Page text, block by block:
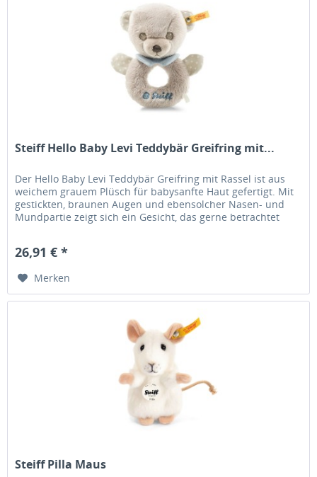
Steiff Hello Baby Levi Teddybär Greifring mit...
Der Hello Baby Levi Teddybär Greifring mit Rassel ist aus
weichem grauem Plüsch für babysanfte Haut gefertigt. Mit
gestickten, braunen Augen und ebensolcher Nasen- und
Mundpartie zeigt sich ein Gesicht, das gerne betrachtet
26,91 € *
Merken
Steiff Pilla Maus